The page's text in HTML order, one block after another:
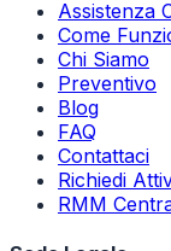
Assistenza
Come
Chi Siamo
Preventivo
Blog
FAQ
Contattaci
Richiedi
RMM